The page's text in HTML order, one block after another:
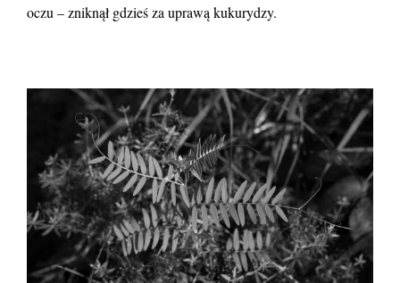
oczu – zniknął gdzieś za uprawą kukurydzy.